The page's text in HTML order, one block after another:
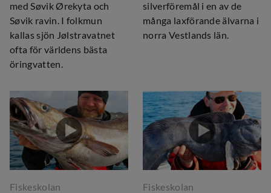
med Søvik Ørekyta och
Søvik ravin. I folkmun
kallas sjön Jølstravatnet
ofta för världens bästa
öringvatten.
silverföremål i en av de
många laxförande älvarna i
norra Vestlands län.
Fiskeskolan Fiskeskolan